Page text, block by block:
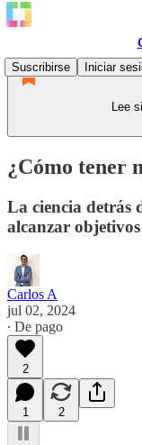
Suscribirse
Iniciar
Lee
¿Cómo tener
La ciencia detrás
alcanzar
Carlos A
jul 02, 2024
∙ De pago
2
1 2